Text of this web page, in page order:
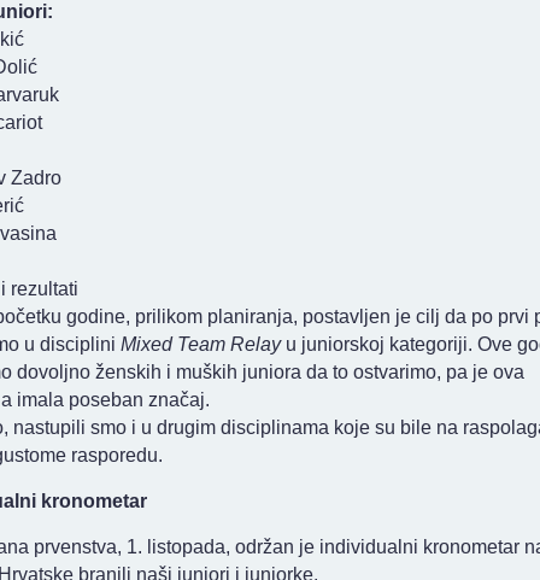
Zadro
rezultati
godine, prilikom planiranja, postavljen je cilj da po prvi
u disciplini Mixed Team Relayu juniorskoj kategoriji. Ove
dovoljno ženskih i muških juniora da to ostvarimo, pa je ova
imala poseban značaj.
nastupili smo i u drugim disciplinama koje su bile na
rasporedu.
kronometar
prvenstva, 1. listopada, održan je individualni kronometar
branili naši juniori i juniorke.